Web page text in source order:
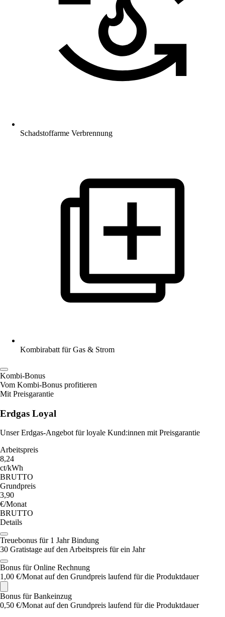
Schadstoffarme Verbrennung
Kombirabatt für Gas & Strom
Kombi-Bonus
Vom Kombi-Bonus profitieren
Mit Preisgarantie
Erdgas Loyal
Unser Erdgas-Angebot für loyale Kund:innen mit Preisgarantie
Arbeitspreis
8,24
ct/kWh
BRUTTO
Grundpreis
3,90
€/Monat
BRUTTO
Details
Treuebonus für 1 Jahr Bindung
30 Gratistage auf den Arbeitspreis für ein Jahr
Bonus für Online Rechnung
1,00 €/Monat auf den Grundpreis laufend für die Produktdauer
Bonus für Bankeinzug
0,50 €/Monat auf den Grundpreis laufend für die Produktdauer